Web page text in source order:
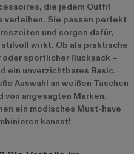
die jedem Outfit
verleihen. Sie passen perfekt
und sorgen dafür,
wirkt. Ob als praktische
sportlicher Rucksack –
ein unverzichtbares Basic.
Auswahl an weißen Taschen
von angesagten Marken.
ein modisches Must-have
kannst!